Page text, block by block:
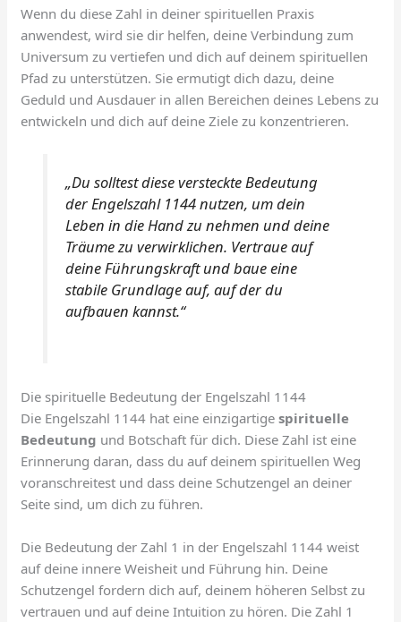
Wenn du diese Zahl in deiner spirituellen Praxis
anwendest, wird sie dir helfen, deine Verbindung zum
Universum zu vertiefen und dich auf deinem spirituellen
Pfad zu unterstützen. Sie ermutigt dich dazu, deine
Geduld und Ausdauer in allen Bereichen deines Lebens zu
entwickeln und dich auf deine Ziele zu konzentrieren.
„Du solltest diese versteckte Bedeutung
der Engelszahl 1144 nutzen, um dein
Leben in die Hand zu nehmen und deine
Träume zu verwirklichen. Vertraue auf
deine Führungskraft und baue eine
stabile Grundlage auf, auf der du
aufbauen kannst.“
Die spirituelle Bedeutung der Engelszahl 1144
Die Engelszahl 1144 hat eine einzigartigespirituelle
Bedeutung und Botschaft für dich. Diese Zahl ist eine
Erinnerung daran, dass du auf deinem spirituellen Weg
voranschreitest und dass deine Schutzengel an deiner
Seite sind, um dich zu führen.
Die Bedeutung der Zahl 1 in der Engelszahl 1144 weist
auf deine innere Weisheit und Führung hin. Deine
Schutzengel fordern dich auf, deinem höheren Selbst zu
vertrauen und auf deine Intuition zu hören. Die Zahl 1